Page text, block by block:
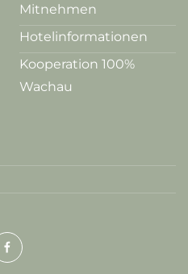
Mitnehmen
Hotelinformationen
Kooperation 100%
Wachau